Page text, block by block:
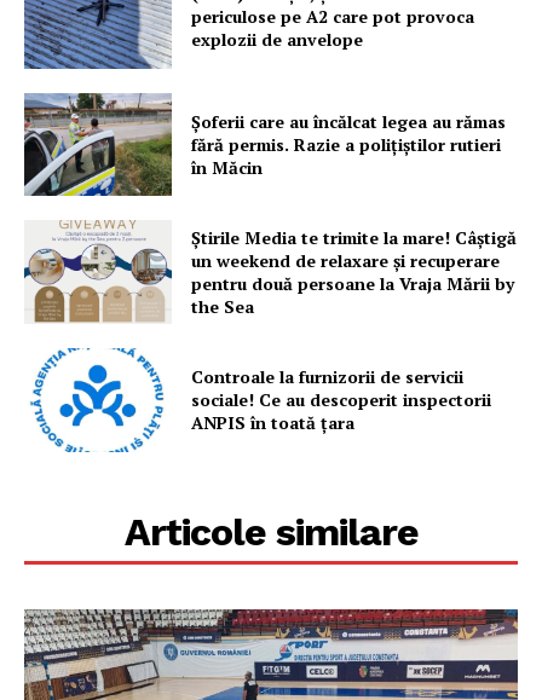
periculose pe A2 care pot provoca
explozii de anvelope
Șoferii care au încălcat legea au rămas
fără permis. Razie a polițiștilor rutieri
în Măcin
Știrile Media te trimite la mare! Câștigă
un weekend de relaxare și recuperare
pentru două persoane la Vraja Mării by
the Sea
Controale la furnizorii de servicii
sociale! Ce au descoperit inspectorii
ANPIS în toată țara
Articole similare